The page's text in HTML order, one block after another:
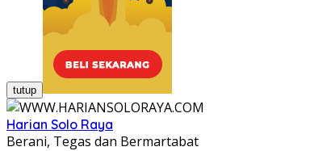
tutup
Harian Solo Raya
Berani, Tegas dan Bermartabat